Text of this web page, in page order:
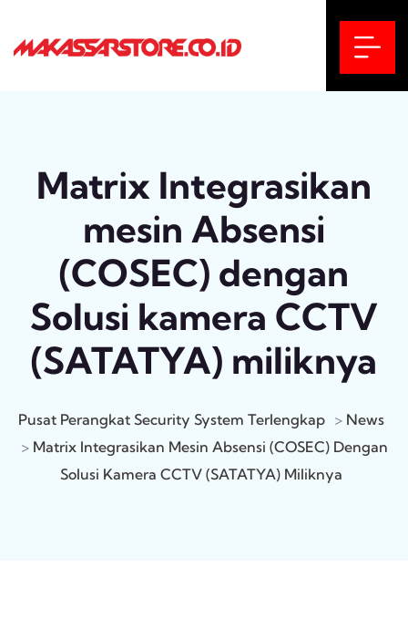
Matrix Integrasikan
mesin Absensi
(COSEC) dengan
Solusi kamera CCTV
(SATATYA) miliknya
Pusat Perangkat Security System Terlengkap > News
> Matrix Integrasikan Mesin Absensi (COSEC) Dengan
Solusi Kamera CCTV (SATATYA) Miliknya